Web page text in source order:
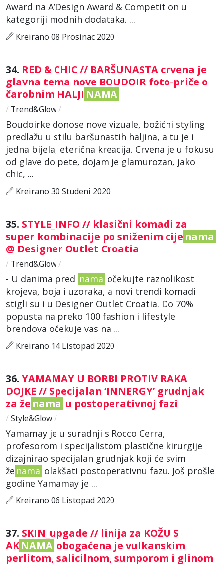
Award na A’Design Award & Competition u
kategoriji modnih dodataka. ...
Kreirano 08 Prosinac 2020
34. RED & CHIC // BARŠUNASTA crvena je
glavna tema nove BOUDOIR foto-priče o
čarobnim HALJI NAMA
/ Trend&Glow/
Boudoirke donose nove vizuale, božićni styling
predlažu u stilu baršunastih haljina, a tu je i
jedna bijela, eterična kreacija. Crvena je u fokusu
od glave do pete, dojam je glamurozan, jako
chic, ...
Kreirano 30 Studeni 2020
35. STYLE_INFO // klasični komadi za
super kombinacije po sniženim cije nama
@ Designer Outlet Croatia
/ Trend&Glow/
- U danima pred nama očekujte raznolikost
krojeva, boja i uzoraka, a novi trendi komadi
stigli su i u Designer Outlet Croatia. Do 70%
popusta na preko 100 fashion i lifestyle
brendova očekuje vas na ...
Kreirano 14 Listopad 2020
36. YAMAMAY U BORBI PROTIV RAKA
DOJKE // Specijalan ‘INNERGY’ grudnjak
za že nama u postoperativnoj fazi
/ Style&Glow/
Yamamay je u suradnji s Rocco Cerra,
profesorom i specijalistom plastične kirurgije
dizajnirao specijalan grudnjak koji će svim
že nama olakšati postoperativnu fazu. Još prošle
godine Yamamay je ...
Kreirano 06 Listopad 2020
37. SKIN_upgade // linija za KOŽU S
AKNAMA obogaćena je vulkanskim
perlitom, salicilnom, sumporom i glinom